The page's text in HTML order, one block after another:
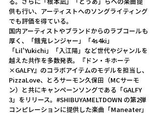
供も行い、アーティストへのソングライティング
でも評価を得ている。
国内アーティストやブランドからのラブコールも
厚く、「餓鬼レンジャー」「4s4ki」
「Lil'Yukichi」「入江陽」など世代やジャンルを
越えた共作を多数発表。『ドン・キホーテ
×GALFY』のコラボアイテムのモデルを担当し、
PizzaLove、とろサーモン久保田（MCサーモ
ン）と共にキャンペーンソングである「GALFY
3」をリリース。#SHIBUYAMELTDOWN の第2弾
コンピレーションに提供した楽曲「Maneater」